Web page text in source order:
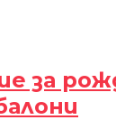
за